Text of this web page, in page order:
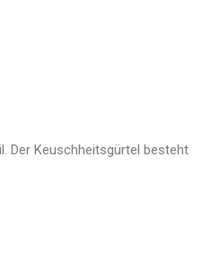
Der Keuschheitsgürtel besteht